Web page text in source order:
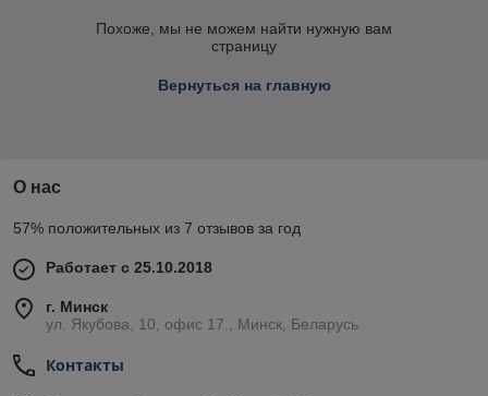
Похоже, мы не можем найти нужную вам
страницу
Вернуться на главную
О нас
57% положительных из 7 отзывов за год
Работает с 25.10.2018
г. Минск
ул. Якубова, 10, офис 17., Минск, Беларусь
Контакты